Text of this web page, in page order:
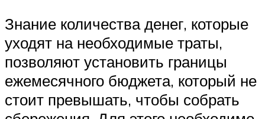
Знание количества денег, которые
уходят на необходимые траты,
позволяют установить границы
ежемесячного бюджета, который не
стоит превышать, чтобы собрать